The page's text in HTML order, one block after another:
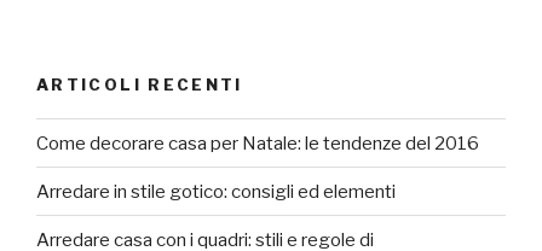
ARTICOLI RECENTI
Come decorare casa per Natale: le tendenze del 2016
Arredare in stile gotico: consigli ed elementi
Arredare casa con i quadri: stili e regole di